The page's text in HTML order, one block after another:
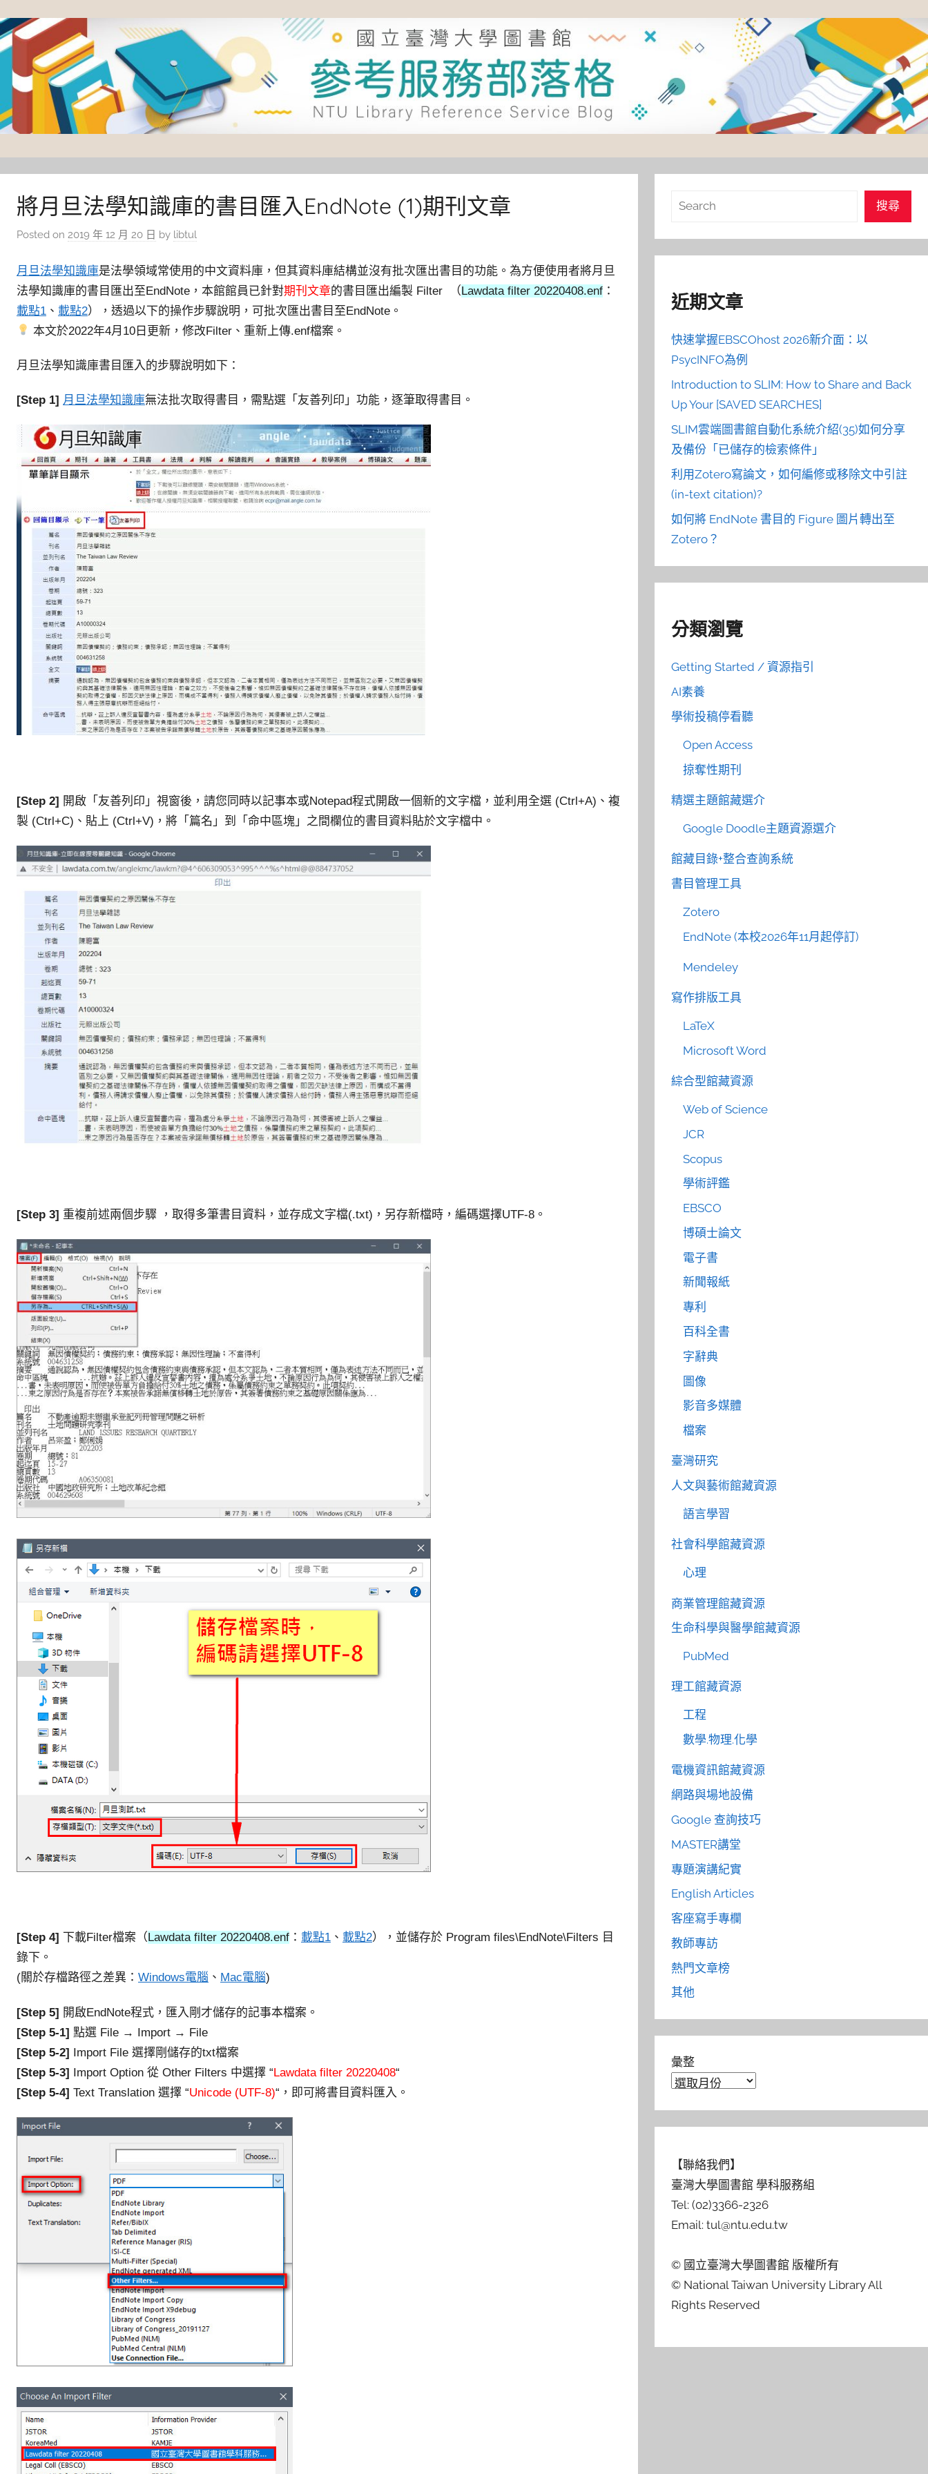
to
content
灣
將月旦法學知識庫的書目匯入EndNote (1)期刊文章
Posted on 2019 年 12 月 20 日 by libtul
月旦法學知識庫是法學領域常使用的中文資料庫，但其資料庫結構並沒有批次匯出書目的功能。為方便使用者將月旦
法學知識庫的書目匯出至EndNote，本館館員已針對期刊文章的書目匯出編製 Filter （Lawdata filter 20220408.enf ：
載點1 、 載點2）
，透過以下的操作步驟說明，可批次匯出書目至EndNote。
本文於2022年4月10日更新，修改Filter、重新上傳.enf檔案。
月旦法學知識庫書目匯入的步驟說明如下：
[Step 1] 月旦法學知識庫無法批次取得書目，需點選「友善列印」功能，逐筆取得書目。
[Step 2] 開啟「友善列印」視窗後，請您同時以記事本或Notepad程式開啟一個新的文字檔，並利用全選 (Ctrl+A)、複
製 (Ctrl+C)、貼上 (Ctrl+V)，將「篇名」到「命中區塊」之間欄位的書目資料貼於文字檔中。
[Step 3] 重複前述兩個步驟 ，取得多筆書目資料，並存成文字檔(.txt)，另存新檔時，編碼選擇UTF-8。
[Step 4] 下載Filter檔案（ Lawdata filter 20220408.enf ： 載點1 、 載點2），並儲存於 Program files\EndNote\Filters 目
錄下。
(關於存檔路徑之差異： Windows電腦 、 Mac電腦)
[Step 5] 開啟EndNote程式，匯入剛才儲存的記事本檔案。
[Step 5-1] 點選 File → Import → File
[Step 5-2] Import File 選擇剛儲存的txt檔案
[Step 5-3] Import Option 從 Other Filters 中選擇 “Lawdata filter 20220408“
[Step 5-4] Text Translation 選擇 “Unicode (UTF-8)“，即可將書目資料匯入。
搜
搜尋
近期文章
快速掌握EBSCOhost 2026新介面：以
PsycINFO為例
Introduction to SLIM: How to Share and Back
Up Your [SAVED SEARCHES]
SLIM雲端圖書館自動化系統介紹(35)如何分享
及備份「已儲存的檢索條件」
利用Zotero寫論文，如何編修或移除文中引註
(in-text citation)?
如何將 EndNote 書目的 Figure 圖片轉出至
Zotero？
分類瀏覽
Getting Started / 資源指引
AI素養
學術投稿停看聽
Open Access
掠奪性期刊
精選主題館藏選介
Google Doodle主題資源選介
館藏目錄+整合查詢系統
書目管理工具
Zotero
EndNote (本校2026年11月起停訂)
Mendeley
寫作排版工具
LaTeX
Microsoft Word
綜合型館藏資源
Web of Science
JCR
Scopus
學術評鑑
EBSCO
博碩士論文
電子書
新聞報紙
專利
百科全書
字辭典
圖像
影音多媒體
檔案
臺灣研究
人文與藝術館藏資源
語言學習
社會科學館藏資源
心理
商業管理館藏資源
生命科學與醫學館藏資源
PubMed
理工館藏資源
工程
數學.物理.化學
電機資訊館藏資源
網路與場地設備
Google 查詢技巧
MASTER講堂
專題演講紀實
English Articles
客座寫手專欄
教師專訪
熱門文章榜
其他
彙整
【聯絡我們】
臺灣大學圖書館 學科服務組
Tel: (02)3366-2326
Email: tul@ntu.edu.tw
© 國立臺灣大學圖書館 版權所有
© National Taiwan University Library All
Rights Reserved